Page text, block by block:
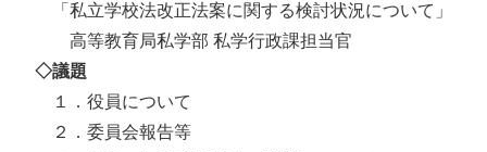
「私立学校法改正法案に関する検討状況について」
高等教育局私学部 私学行政課担当官
◇議題
１．役員について
２．委員会報告等